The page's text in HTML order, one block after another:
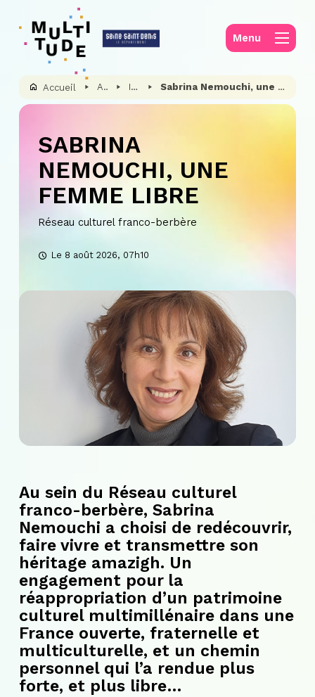
Menu
Accueil Actualités Ils et elles font Multitude Sabrina Nemouchi, une femme libre
SABRINA
NEMOUCHI, UNE
FEMME LIBRE
Réseau culturel franco-berbère
Le 8 août 2026, 07h10
Au sein du Réseau culturel
franco-berbère, Sabrina
Nemouchi a choisi de redécouvrir,
faire vivre et transmettre son
héritage amazigh. Un
engagement pour la
réappropriation d’un patrimoine
culturel multimillénaire dans une
France ouverte, fraternelle et
multiculturelle, et un chemin
personnel qui l’a rendue plus
forte, et plus libre…
Panneau de gestion des cookies